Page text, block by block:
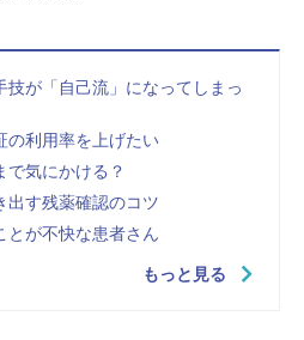
技が「自己流」になってしまっ
の利用率を上げたい
で気にかける？
出す残薬確認のコツ
とが不快な患者さん
もっと見る